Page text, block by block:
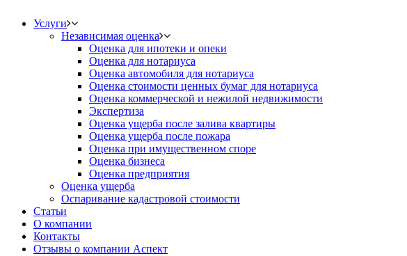
Услуги
Независимая оценка
Оценка для ипотеки и опеки
Оценка для нотариуса
Оценка автомобиля для нотариуса
Оценка стоимости ценных бумаг для нотариуса
Оценка коммерческой и нежилой недвижимости
Экспертиза
Оценка ущерба после залива квартиры
Оценка ущерба после пожара
Оценка при имущественном споре
Оценка бизнеса
Оценка предприятия
Оценка ущерба
Оспаривание кадастровой стоимости
Статьи
О компании
Контакты
Отзывы о компании Аспект